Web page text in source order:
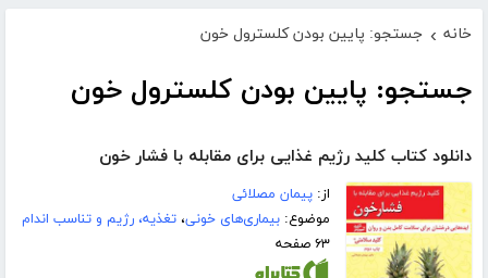
خانه › جستجو: پایین بودن کلسترول خون
جستجو: پایین بودن کلسترول خون
دانلود کتاب کلید رژیم غذایی برای مقابله با فشار خون
از:پیمان مصلائی
موضوع:بیماری‌های خونی،تغذیه، رژیم و تناسب اندام
۶۳ صفحه